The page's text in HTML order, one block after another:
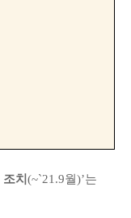
조치(~`21.9월)’는